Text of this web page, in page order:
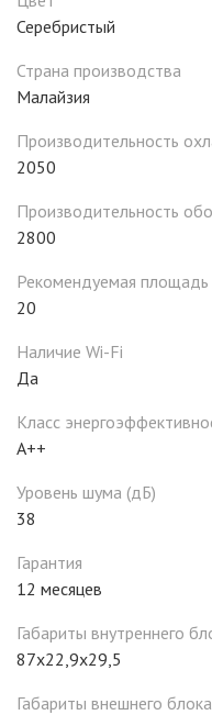
Серебристый
Страна производства
Малайзия
Производительность
2050
Производительность
2800
Рекомендуемая площадь
20
Наличие Wi-Fi
Да
Класс
A++
Уровень шума (дБ)
38
Гарантия
12 месяцев
Габариты внутреннего
87x22,9x29,5
Габариты внешнего